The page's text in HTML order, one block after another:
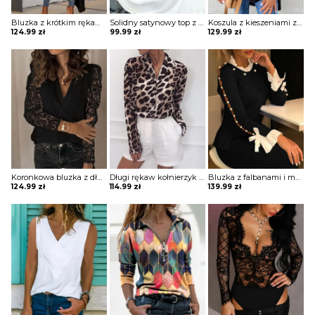
Bluzka z krótkim rękawem i dekoltem w szpic Jarmila
124.99 zł
Solidny satynowy top z dekoltem w szpic bluzka Neziha
99.99 zł
Koszula z kieszeniami zapinanymi na guziki bluzka Ritva
129.99 zł
Koronkowa bluzka z długim rękawem Norela
124.99 zł
Długi rękaw kołnierzyk cętki panterka koszula rozpinana do pracy casual na co dzień bluzka Ayn
114.99 zł
Bluzka z falbanami i mankietami Misti
139.99 zł